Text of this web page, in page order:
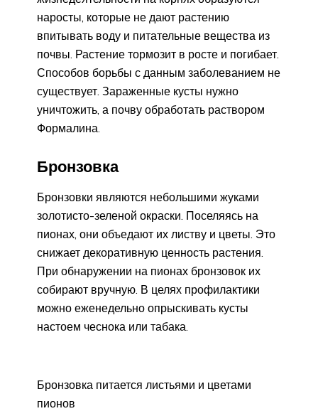
наросты, которые не дают растению
впитывать воду и питательные вещества из
почвы. Растение тормозит в росте и погибает.
Способов борьбы с данным заболеванием не
существует. Зараженные кусты нужно
уничтожить, а почву обработать раствором
Формалина.
Бронзовка
Бронзовки являются небольшими жуками
золотисто-зеленой окраски. Поселяясь на
пионах, они объедают их листву и цветы. Это
снижает декоративную ценность растения.
При обнаружении на пионах бронзовок их
собирают вручную. В целях профилактики
можно еженедельно опрыскивать кусты
настоем чеснока или табака.
Бронзовка питается листьями и цветами
пионов